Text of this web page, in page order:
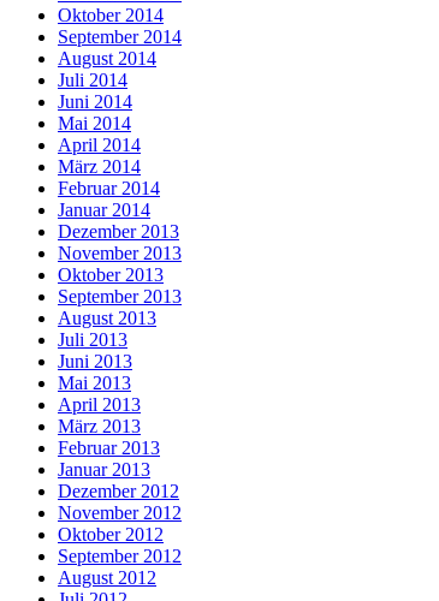
Oktober 2014
September 2014
August 2014
Juli 2014
Juni 2014
Mai 2014
April 2014
März 2014
Februar 2014
Januar 2014
Dezember 2013
November 2013
Oktober 2013
September 2013
August 2013
Juli 2013
Juni 2013
Mai 2013
April 2013
März 2013
Februar 2013
Januar 2013
Dezember 2012
November 2012
Oktober 2012
September 2012
August 2012